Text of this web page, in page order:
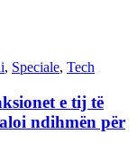
, Speciale, Tech
e tij të
ndihmën për